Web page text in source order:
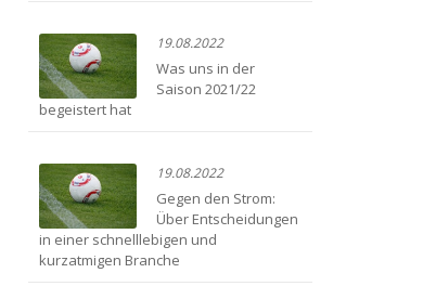
19.08.2022
Was uns in der
Saison 2021/22
begeistert hat
19.08.2022
Gegen den Strom:
Über Entscheidungen
in einer schnelllebigen und
kurzatmigen Branche